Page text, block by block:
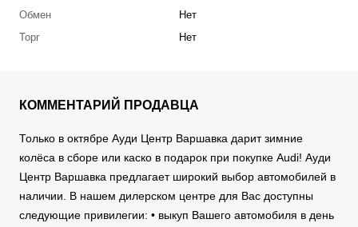
Обмен
Нет
Торг
Нет
КОММЕНТАРИЙ ПРОДАВЦА
Только в октябре Ауди Центр Варшавка дарит зимние
колёса в сборе или каско в подарок при покупке Audi! Ауди
Центр Варшавка предлагает широкий выбор автомобилей в
наличии. В нашем дилерском центре для Вас доступны
следующие привилегии: • выкуп Вашего автомобиля в день